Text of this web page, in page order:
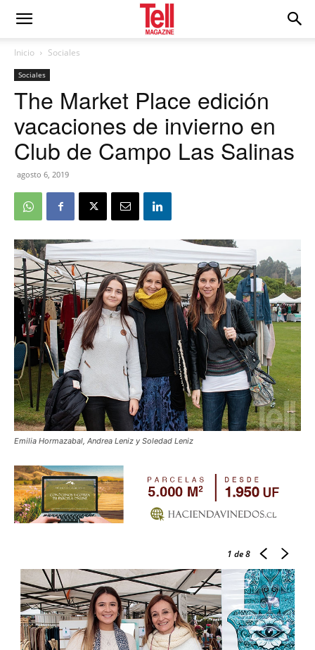
Inicio Sociales
Sociales
The Market Place edición
vacaciones de invierno en
Club de Campo Las Salinas
agosto 6, 2019
Emilia Hormazabal, Andrea Leniz y Soledad Leniz
1 de 8